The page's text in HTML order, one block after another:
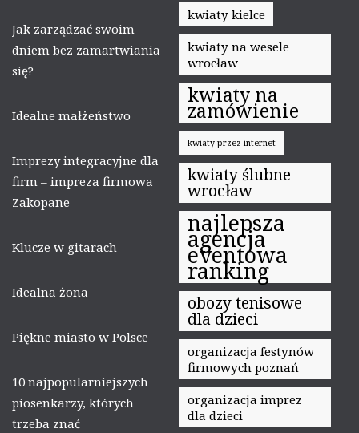
Jak zarządzać swoim
dniem bez zamartwiania
się?
Idealne małżeństwo
Imprezy integracyjne dla
firm – impreza firmowa
Zakopane
Klucze w gitarach
Idealna żona
Piękne miasto w Polsce
10 najpopularniejszych
piosenkarzy, których
trzeba znać
kwiaty kielce
kwiaty na wesele
wrocław
kwiaty na
zamówienie
kwiaty przez internet
kwiaty ślubne
wrocław
najlepsza
agencja
eventowa
ranking
obozy tenisowe
dla dzieci
organizacja festynów
firmowych poznań
organizacja imprez
dla dzieci